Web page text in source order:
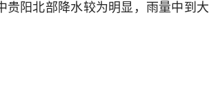
贵阳北部降水较为明显，雨量中到大